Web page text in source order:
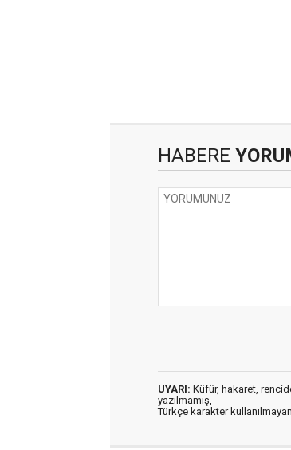
HABERE
UYARI: Küfür, hakaret,
yazılmamış,
Türkçe karakter